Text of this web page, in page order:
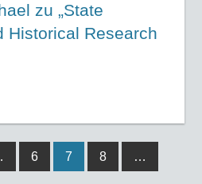
zu „State
Historical Research
6 7 8
…